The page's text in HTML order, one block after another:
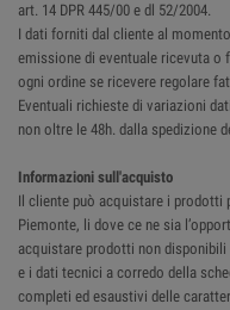
art. 14 DPR 445/00 e dl 52/2004.
I dati forniti dal cliente al
emissione di eventuale ricevuta o
ogni ordine se ricevere regolare
Eventuali richieste di variazioni
non oltre le 48h. dalla spedizione
Informazioni sull'acquisto
Il cliente può acquistare i prodotti
Piemonte, li dove ce ne sia
acquistare prodotti non
e i dati tecnici a corredo della
completi ed esaustivi delle